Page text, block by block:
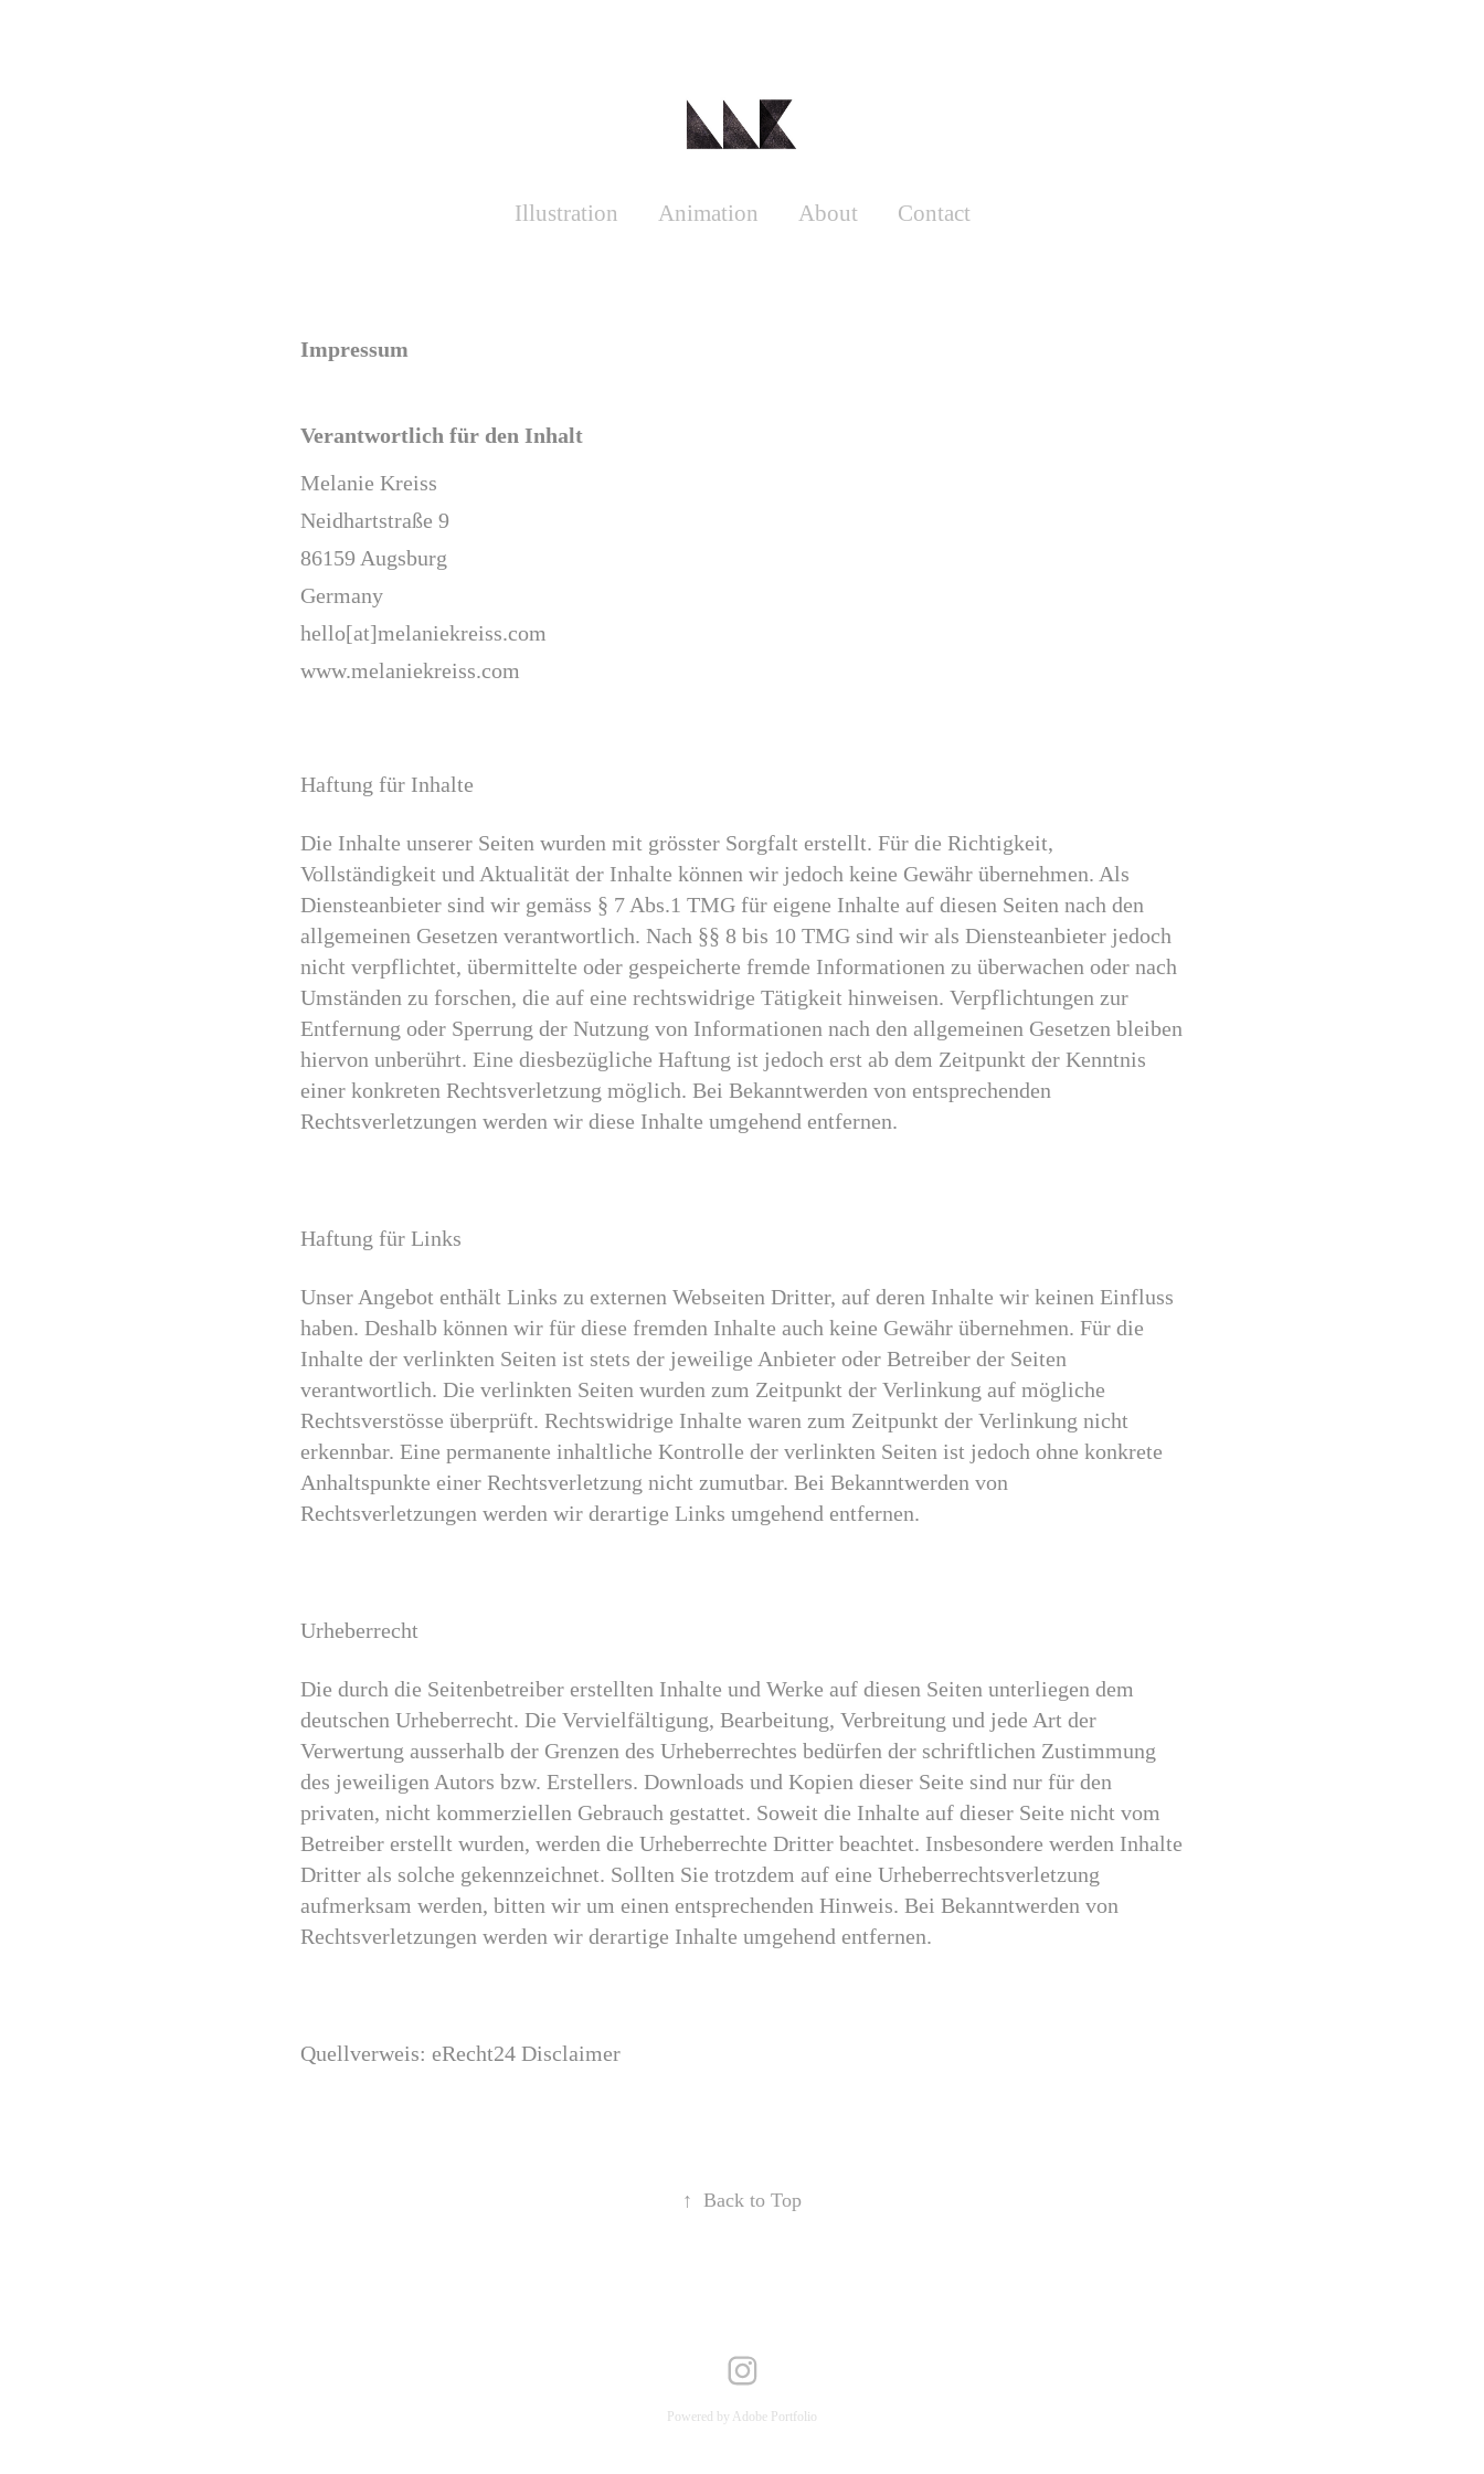
Illustration Animation About Contact
Impressum
Verantwortlich für den Inhalt
Melanie Kreiss
Neidhartstraße 9
86159 Augsburg
Germany
hello[at]melaniekreiss.com
www.melaniekreiss.com
Haftung für Inhalte
Die Inhalte unserer Seiten wurden mit grösster Sorgfalt erstellt. Für die Richtigkeit,
Vollständigkeit und Aktualität der Inhalte können wir jedoch keine Gewähr übernehmen. Als
Diensteanbieter sind wir gemäss § 7 Abs.1 TMG für eigene Inhalte auf diesen Seiten nach den
allgemeinen Gesetzen verantwortlich. Nach §§ 8 bis 10 TMG sind wir als Diensteanbieter jedoch
nicht verpflichtet, übermittelte oder gespeicherte fremde Informationen zu überwachen oder nach
Umständen zu forschen, die auf eine rechtswidrige Tätigkeit hinweisen. Verpflichtungen zur
Entfernung oder Sperrung der Nutzung von Informationen nach den allgemeinen Gesetzen bleiben
hiervon unberührt. Eine diesbezügliche Haftung ist jedoch erst ab dem Zeitpunkt der Kenntnis
einer konkreten Rechtsverletzung möglich. Bei Bekanntwerden von entsprechenden
Rechtsverletzungen werden wir diese Inhalte umgehend entfernen.
Haftung für Links
Unser Angebot enthält Links zu externen Webseiten Dritter, auf deren Inhalte wir keinen Einfluss
haben. Deshalb können wir für diese fremden Inhalte auch keine Gewähr übernehmen. Für die
Inhalte der verlinkten Seiten ist stets der jeweilige Anbieter oder Betreiber der Seiten
verantwortlich. Die verlinkten Seiten wurden zum Zeitpunkt der Verlinkung auf mögliche
Rechtsverstösse überprüft. Rechtswidrige Inhalte waren zum Zeitpunkt der Verlinkung nicht
erkennbar. Eine permanente inhaltliche Kontrolle der verlinkten Seiten ist jedoch ohne konkrete
Anhaltspunkte einer Rechtsverletzung nicht zumutbar. Bei Bekanntwerden von
Rechtsverletzungen werden wir derartige Links umgehend entfernen.
Urheberrecht
Die durch die Seitenbetreiber erstellten Inhalte und Werke auf diesen Seiten unterliegen dem
deutschen Urheberrecht. Die Vervielfältigung, Bearbeitung, Verbreitung und jede Art der
Verwertung ausserhalb der Grenzen des Urheberrechtes bedürfen der schriftlichen Zustimmung
des jeweiligen Autors bzw. Erstellers. Downloads und Kopien dieser Seite sind nur für den
privaten, nicht kommerziellen Gebrauch gestattet. Soweit die Inhalte auf dieser Seite nicht vom
Betreiber erstellt wurden, werden die Urheberrechte Dritter beachtet. Insbesondere werden Inhalte
Dritter als solche gekennzeichnet. Sollten Sie trotzdem auf eine Urheberrechtsverletzung
aufmerksam werden, bitten wir um einen entsprechenden Hinweis. Bei Bekanntwerden von
Rechtsverletzungen werden wir derartige Inhalte umgehend entfernen.
Quellverweis: eRecht24 Disclaimer
↑ Back to Top
Powered by Adobe Portfolio